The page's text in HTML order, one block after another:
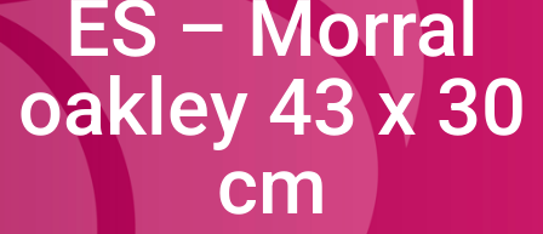
ES – Morral
oakley 43 x 30
cm